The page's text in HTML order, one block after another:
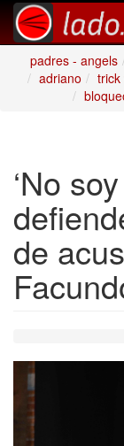
padres - angels
adriano
trick
‘No
de